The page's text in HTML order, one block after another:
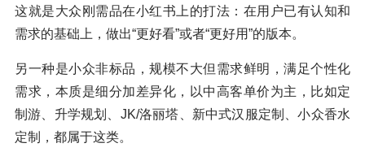
这就是大众刚需品在小红书上的打法：在用户已有认知和
需求的基础上，做出“更好看”或者“更好用”的版本。
另一种是小众非标品，规模不大但需求鲜明，满足个性化
需求，本质是细分加差异化，以中高客单价为主，比如定
制游、升学规划、JK/洛丽塔、新中式汉服定制、小众香水
定制，都属于这类。